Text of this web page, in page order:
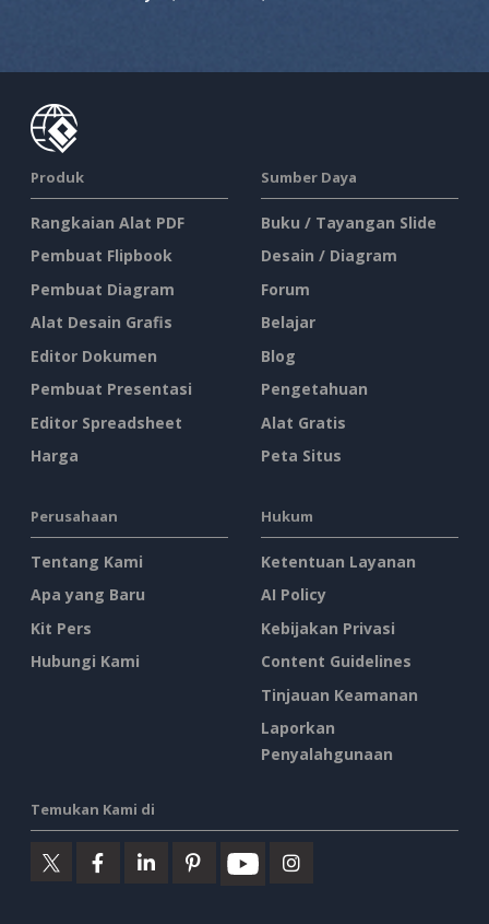
Produk
Rangkaian Alat PDF
Pembuat Flipbook
Pembuat Diagram
Alat Desain Grafis
Editor Dokumen
Pembuat Presentasi
Editor Spreadsheet
Harga
Sumber Daya
Buku / Tayangan Slide
Desain / Diagram
Forum
Belajar
Blog
Pengetahuan
Alat Gratis
Peta Situs
Perusahaan
Tentang Kami
Apa yang Baru
Kit Pers
Hubungi Kami
Hukum
Ketentuan Layanan
AI Policy
Kebijakan Privasi
Content Guidelines
Tinjauan Keamanan
Laporkan
Penyalahgunaan
Temukan Kami di